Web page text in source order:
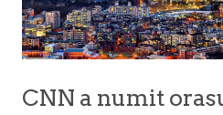
CNN a numit